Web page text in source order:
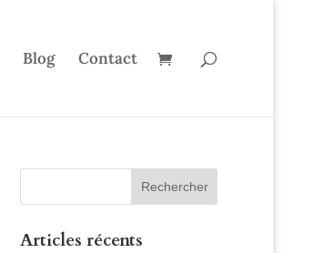
Blog Contact
Articles récents